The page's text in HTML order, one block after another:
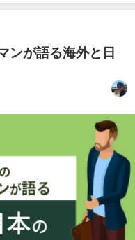
ンが語る海外と日